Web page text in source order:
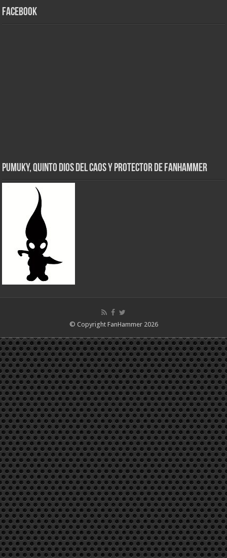
Facebook
Pumuky, Quinto Dios del Caos y Protector de FanHammer
© Copyright FanHammer 2026